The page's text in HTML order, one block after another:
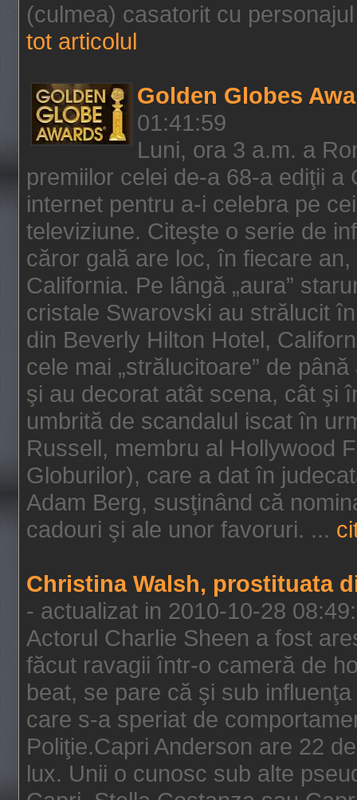
(culmea) casatorit cu
tot articolul
Golden Globes
01:41:59
Luni, ora 3 a.m. a
premiilor celei de-a 68-a ediţii
internet pentru a-i celebra pe
televiziune. Citeşte o serie de
căror gală are loc, în fiecare
California. Pe lângă „aura”
cristale Swarovski au strălucit
din Beverly Hilton Hotel,
cele mai „strălucitoare” de
şi au decorat atât scena, cât şi
umbrită de scandalul iscat în
Russell, membru al Hollywood
Globurilor), care a dat în
Adam Berg, susţinând că
cadouri şi ale unor favoruri. ...
Christina Walsh, prostituata
- actualizat in 2010-10-28
Actorul Charlie Sheen a fost
făcut ravagii într-o cameră de
beat, se pare că şi sub
care s-a speriat de
Poliţie.Capri Anderson are 22
lux. Unii o cunosc sub alte